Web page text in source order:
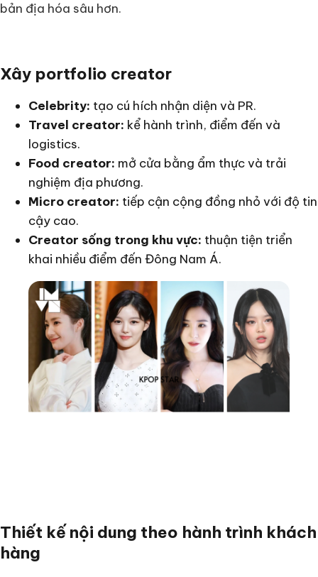
bản địa hóa sâu hơn.
Xây portfolio creator
Celebrity: tạo cú hích nhận diện và PR.
Travel creator: kể hành trình, điểm đến và
logistics.
Food creator: mở cửa bằng ẩm thực và trải
nghiệm địa phương.
Micro creator: tiếp cận cộng đồng nhỏ với độ tin
cậy cao.
Creator sống trong khu vực: thuận tiện triển
khai nhiều điểm đến Đông Nam Á.
Thiết kế nội dung theo hành trình khách
hàng